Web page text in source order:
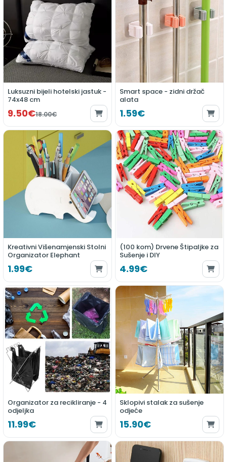
Luksuzni bijeli hotelski jastuk -
74x48 cm
9.50€18.00€
Smart space - zidni držač
alata
1.59€
Kreativni Višenamjenski Stolni
Organizator Elephant
1.99€
(100 kom) Drvene Štipaljke za
Sušenje i DIY
4.99€
Organizator za recikliranje - 4
odjeljka
11.99€
Sklopivi stalak za sušenje
odjeće
15.90€